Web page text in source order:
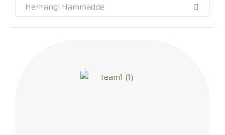
Herhangi Hammadde